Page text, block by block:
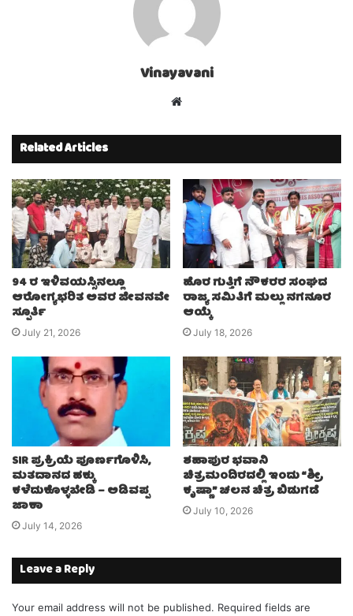
Vinayavani
Website
Related Articles
94 ರ ಇಳಿವಯಸ್ಸಿನಲ್ಲೂ
ಆರೋಗ್ಯಭರಿತ ಅವರ ಜೀವನವೇ
ಸ್ಪೂರ್ತಿ
July 21, 2026
ಹೊರ ಗುತ್ತಿಗೆ ನೌಕರರ ಸಂಘದ
ರಾಜ್ಯ ಸಮಿತಿಗೆ ಮಲ್ಲು ನಗನೂರ
ಆಯ್ಕೆ
July 18, 2026
SIR ಪ್ರಕ್ರಿಯೆ ಪೂರ್ಣಗೊಳಿಸಿ,
ಮತದಾನದ ಹಕ್ಕು
ಕಳೆದುಕೊಳ್ಳಬೇಡಿ – ಅಡಿವಪ್ಪ
ಜಾಕಾ
July 14, 2026
ಶಹಾಪುರ ಭವಾನಿ
ಚಿತ್ರಮಂದಿರದಲ್ಲಿ ಇಂದು “ಶ್ರೀ
ಕೃಷ್ಣಾ” ಚಲನ ಚಿತ್ರ ಬಿಡುಗಡೆ
July 10, 2026
Leave a Reply
Your email address will not be published. Required fields are